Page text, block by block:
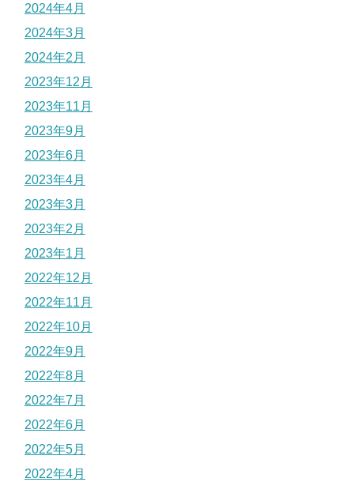
2024年4月
2024年3月
2024年2月
2023年12月
2023年11月
2023年9月
2023年6月
2023年4月
2023年3月
2023年2月
2023年1月
2022年12月
2022年11月
2022年10月
2022年9月
2022年8月
2022年7月
2022年6月
2022年5月
2022年4月